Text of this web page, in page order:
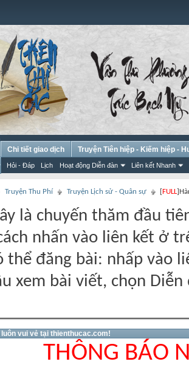
Hỏi - Đáp Lịch Hoạt động Diễn đàn Liên kết Nhanh
Chi tiết giao dịch
Truyện Tiên hiệp - Kiếm hiệp -
Truyện Thu Phí Truyện Lịch sử - Quân sự [FULL
là chuyến thăm đầu
nhấn vào liên kết ở
thể đăng bài: nhấp vào
xem bài viết, chọn
vui vẻ tại thienthucac.com!
THÔNG BÁO